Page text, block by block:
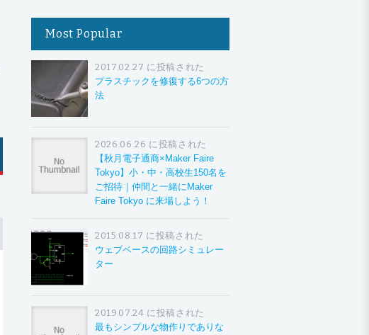
Most Popular
2017.02.27 に投稿された
プラスチックを修復する6つの方
法
2026.06.26 に投稿された
【秋月電子通商×Maker Faire
Tokyo】小・中・高校生150名を
ご招待｜仲間と一緒にMaker
Faire Tokyo に来場しよう！
2015.08.17 に投稿された
ウェブベースの回路シミュレー
ター
2019.07.24 に投稿された
最もシンプルな物作りでありな